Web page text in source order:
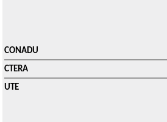
CONADU
CTERA
UTE